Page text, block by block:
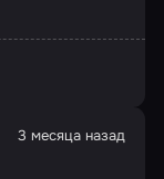
3 месяца назад